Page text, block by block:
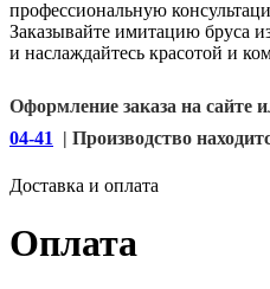
профессиональную
Заказывайте имитацию бруса
и наслаждайтесь красотой и
Оформление заказа на сайте
04-41
| Производство
Доставка и оплата
Оплата